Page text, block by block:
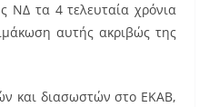
ΝΔ τα 4 τελευταία χρόνια
αυτής ακριβώς της
και διασωστών στο ΕΚΑΒ,